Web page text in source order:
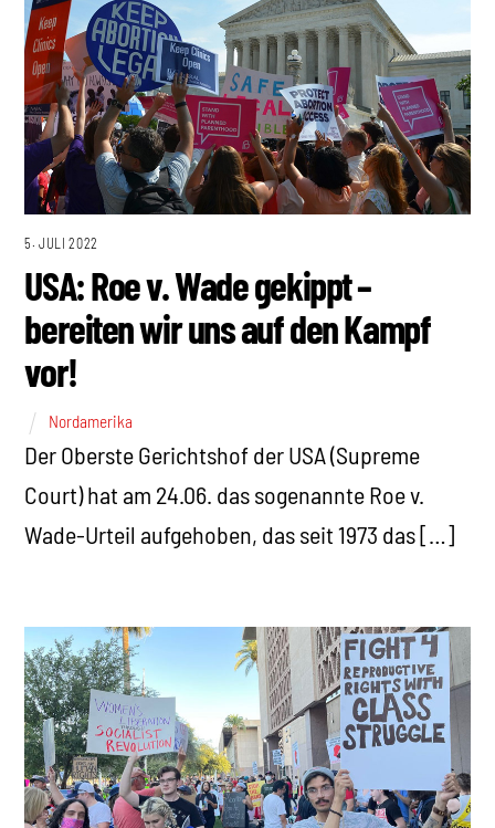
5. JULI 2022
USA: Roe v. Wade gekippt –
bereiten wir uns auf den Kampf
vor!
Nordamerika
Der Oberste Gerichtshof der USA (Supreme
Court) hat am 24.06. das sogenannte Roe v.
Wade-Urteil aufgehoben, das seit 1973 das […]